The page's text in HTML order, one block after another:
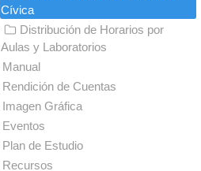
Cívica
Distribución de Horarios por
Aulas y Laboratorios
Manual
Rendición de Cuentas
Imagen Gráfica
Eventos
Plan de Estudio
Recursos